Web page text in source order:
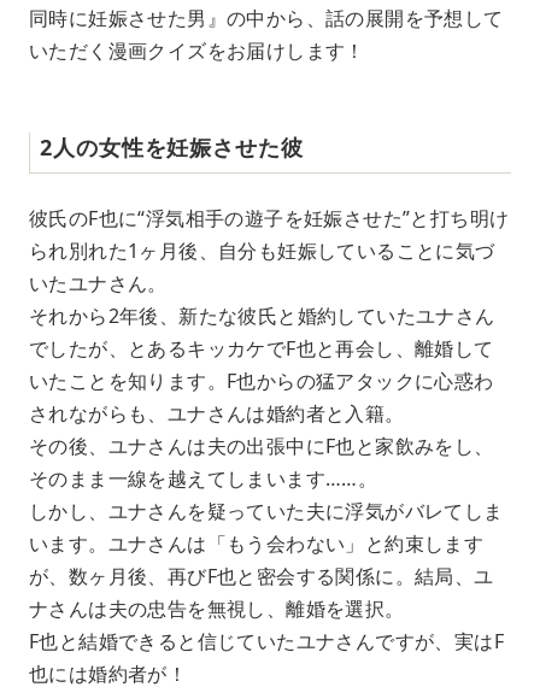
同時に妊娠させた男』の中から、話の展開を予想して
いただく漫画クイズをお届けします！
2人の女性を妊娠させた彼
彼氏のF也に“浮気相手の遊子を妊娠させた”と打ち明け
られ別れた1ヶ月後、自分も妊娠していることに気づ
いたユナさん。
それから2年後、新たな彼氏と婚約していたユナさん
でしたが、とあるキッカケでF也と再会し、離婚して
いたことを知ります。F也からの猛アタックに心惑わ
されながらも、ユナさんは婚約者と入籍。
その後、ユナさんは夫の出張中にF也と家飲みをし、
そのまま一線を越えてしまいます……。
しかし、ユナさんを疑っていた夫に浮気がバレてしま
います。ユナさんは「もう会わない」と約束します
が、数ヶ月後、再びF也と密会する関係に。結局、ユ
ナさんは夫の忠告を無視し、離婚を選択。
F也と結婚できると信じていたユナさんですが、実はF
也には婚約者が！